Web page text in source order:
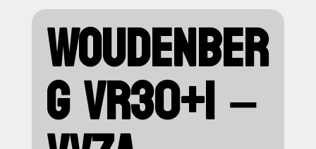
WOUDENBER
G VR30+1 –